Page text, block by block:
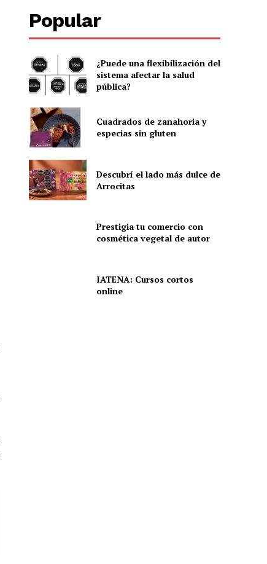
Popular
¿Puede una flexibilización del
sistema afectar la salud
pública?
Cuadrados de zanahoria y
especias sin gluten
Descubrí el lado más dulce de
Arrocitas
Prestigia tu comercio con
cosmética vegetal de autor
IATENA: Cursos cortos
online